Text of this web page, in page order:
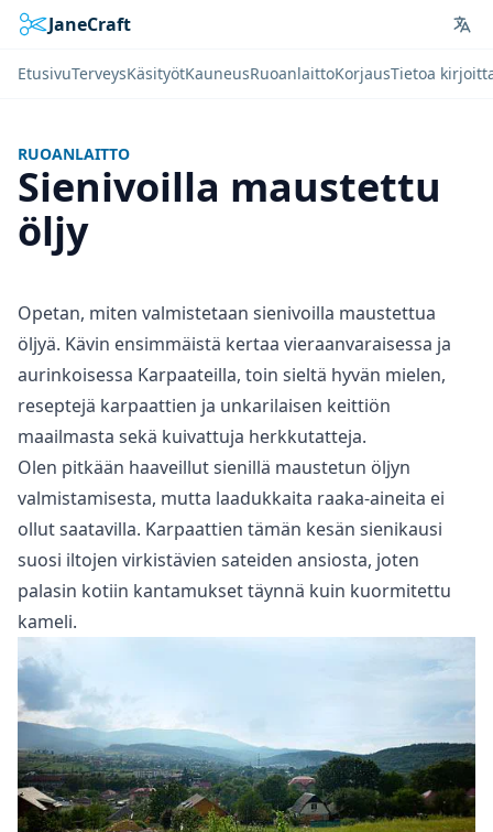
JaneCraft
EtusivuTerveysKäsityötKauneusRuoanlaittoKorjausTietoa
RUOANLAITTO
Sienivoilla maustettu
öljy
Opetan, miten valmistetaan sienivoilla maustettua
öljyä. Kävin ensimmäistä kertaa vieraanvaraisessa ja
aurinkoisessa Karpaateilla, toin sieltä hyvän mielen,
reseptejä karpaattien ja unkarilaisen keittiön
maailmasta sekä kuivattuja herkkutatteja.
Olen pitkään haaveillut sienillä maustetun öljyn
valmistamisesta, mutta laadukkaita raaka-aineita ei
ollut saatavilla. Karpaattien tämän kesän sienikausi
suosi iltojen virkistävien sateiden ansiosta, joten
palasin kotiin kantamukset täynnä kuin kuormitettu
kameli.